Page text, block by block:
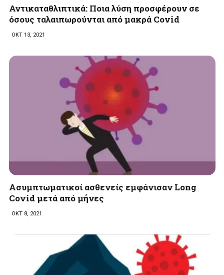
Αντικαταθλιπτικά: Ποια λύση προσφέρουν σε
όσους ταλαιπωρούνται από μακρά Covid
ΟΚΤ 13, 2021
Ασυμπτωματικοί ασθενείς εμφάνισαν Long
Covid μετά από μήνες
ΟΚΤ 8, 2021